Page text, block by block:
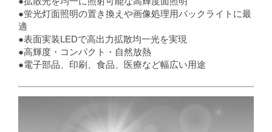
●蛍光灯面照明の置き換えや画像処理用バックライトに最
適
●表面実装LEDで高出力拡散均一光を実現
●高輝度・コンパクト・自然放熱
●電子部品、印刷、食品、医療など幅広い用途